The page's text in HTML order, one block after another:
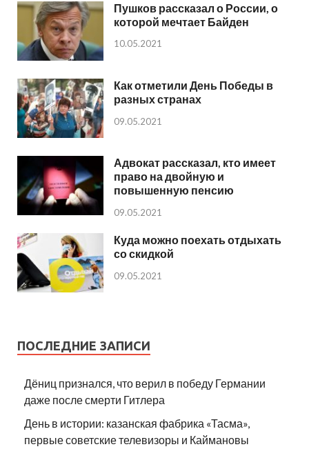
Пушков рассказал о России, о
которой мечтает Байден
10.05.2021
Как отметили День Победы в
разных странах
09.05.2021
Адвокат рассказал, кто имеет
право на двойную и
повышенную пенсию
09.05.2021
Куда можно поехать отдыхать
со скидкой
09.05.2021
ПОСЛЕДНИЕ ЗАПИСИ
Дёниц признался, что верил в победу Германии
даже после смерти Гитлера
День в истории: казанская фабрика «Тасма»,
первые советские телевизоры и Каймановы